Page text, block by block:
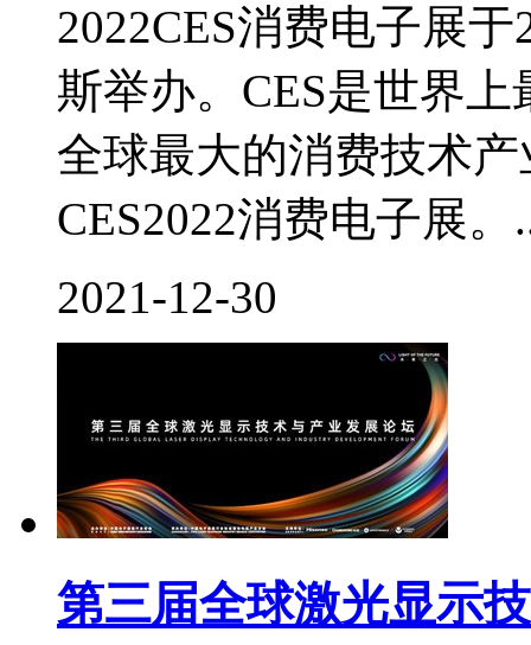
2022CES消费电子展
斯举办。CES是世界
全球最大的消费技术
CES2022消费电子展。
2021-12-30
第三届全球激光显示